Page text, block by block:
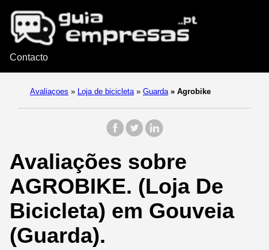
Contacto
Avaliaçoes » Loja de bicicleta » Guarda » Agrobike
Avaliações sobre
AGROBIKE. (Loja De
Bicicleta) em Gouveia
(Guarda).